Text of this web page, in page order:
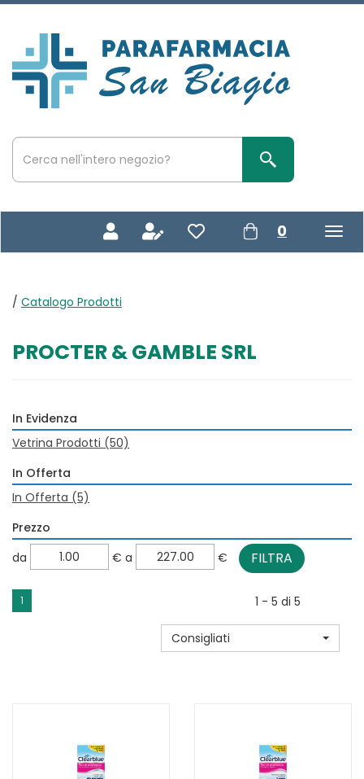
Passa
principale
San
Biagio
Cerca
Prodotto
Cerca Prodotto
0 prodotti
inseriti
/ Catalogo Prodotti
PROCTER & GAMBLE SRL
In Evidenza
Vetrina Prodotti (50)
In Offerta
In Offerta (5)
Prezzo
filtra
da
da €
a
a €
1 1 - 5 di 5
Consigliati